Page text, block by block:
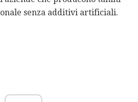
senza additivi artificiali.